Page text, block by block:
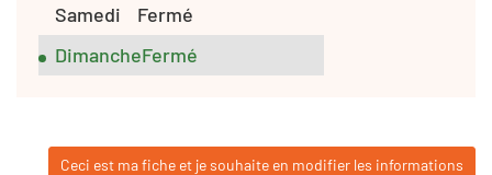
Samedi
Fermé
DimancheFermé
Ceci est ma fiche et je souhaite en modifier les informations